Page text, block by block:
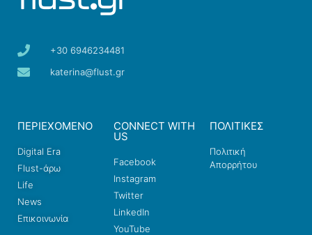
+30 6946234481
katerina@flust.gr
ΠΕΡΙΕΧΟΜΕΝΟ
Digital Era
Flust-άρω
Life
News
Επικοινωνία
CONNECT WITH
US
Facebook
Instagram
Twitter
LinkedIn
YouTube
ΠΟΛΙΤΙΚΕΣ
Πολιτική
Απορρήτου